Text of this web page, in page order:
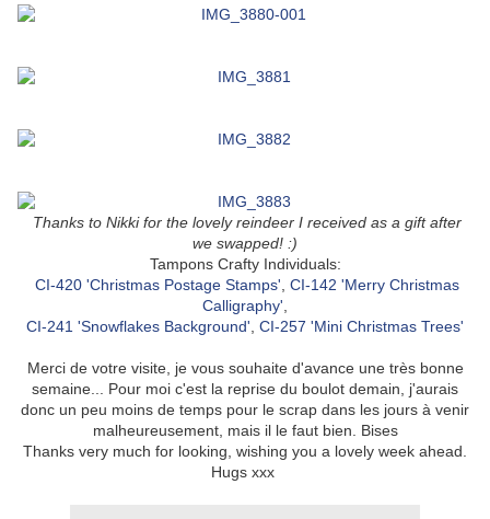
Thanks to Nikki for the lovely reindeer I received as a gift after
we swapped! :)
Tampons Crafty Individuals:
CI-420 'Christmas Postage Stamps' CI-142 'Merry Christmas
Calligraphy'
CI-241 'Snowflakes Background' CI-257 'Mini Christmas Trees'
Merci de votre visite, je vous souhaite d'avance une très bonne
semaine... Pour moi c'est la reprise du boulot demain, j'aurais
donc un peu moins de temps pour le scrap dans les jours à venir
malheureusement, mais il le faut bien. Bises
Thanks very much for looking, wishing you a lovely week ahead.
Hugs xxx